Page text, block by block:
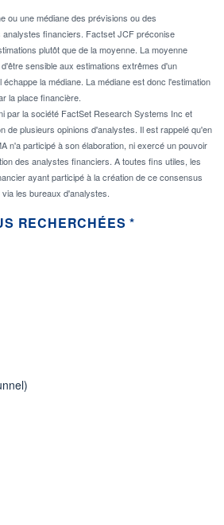
ou une médiane des prévisions ou des
financiers. Factset JCF préconise
plutôt que de la moyenne. La moyenne
sensible aux estimations extrêmes d'un
la médiane. La médiane est donc l'estimation
la place financière.
par la société FactSet Research Systems Inc et
de plusieurs opinions d'analystes. Il est rappelé qu'en
n'a participé à son élaboration, ni exercé un pouvoir
des analystes financiers. A toutes fins utiles, les
ayant participé à la création de ce consensus
les bureaux d'analystes.
RECHERCHÉES *